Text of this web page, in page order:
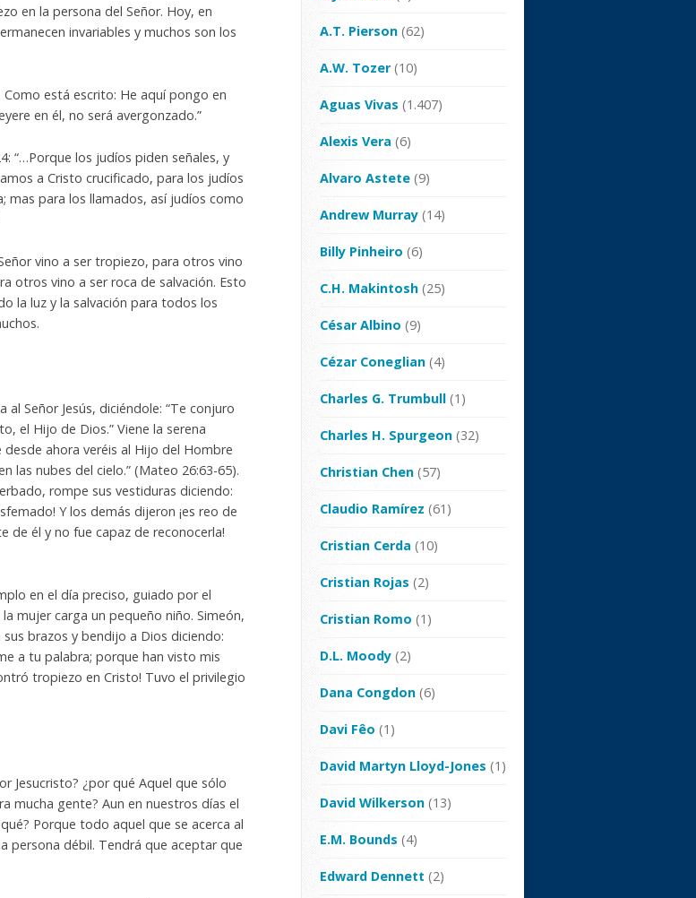
en la persona del Señor. Hoy, en
invariables y muchos son los
está escrito: He aquí pongo en
en él, no será avergonzado.”
“…Porque los judíos piden señales, y
a Cristo crucificado, para los judíos
mas para los llamados, así judíos como
vino a ser tropiezo, para otros vino
otros vino a ser roca de salvación. Esto
la luz y la salvación para todos los
Señor Jesús, diciéndole: “Te conjuro
el Hijo de Dios.” Viene la serena
ahora veréis al Hijo del Hombre
las nubes del cielo.” (Mateo 26:63-65).
rompe sus vestiduras diciendo:
Y los demás dijeron ¡es reo de
de él y no fue capaz de reconocerla!
en el día preciso, guiado por el
mujer carga un pequeño niño. Simeón,
brazos y bendijo a Dios diciendo:
a tu palabra; porque han visto mis
tropiezo en Cristo! Tuvo el privilegio
Jesucristo? ¿por qué Aquel que sólo
mucha gente? Aun en nuestros días el
Porque todo aquel que se acerca al
persona débil. Tendrá que aceptar que
A.T. Pierson (62)
A.W. Tozer(10)
Aguas Vivas (1.407)
Alexis Vera (6)
Alvaro Astete (9)
Andrew Murray (14)
Billy Pinheiro (6)
C.H. Makintosh (25)
César Albino (9)
Cézar Coneglian (4)
Charles G. Trumbull (1)
Charles H. Spurgeon (32)
Christian Chen (57)
Claudio Ramírez (61)
Cristian Cerda (10)
Cristian Rojas (2)
Cristian Romo (1)
D.L. Moody (2)
Dana Congdon (6)
Davi Fêo (1)
David Martyn Lloyd-Jones (1)
David Wilkerson (13)
E.M. Bounds (4)
Edward Dennett (2)